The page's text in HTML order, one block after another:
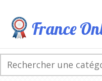
France